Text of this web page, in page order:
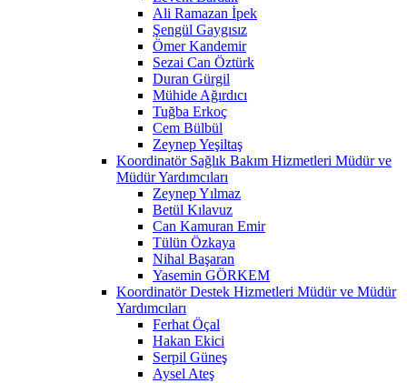
Ali Ramazan İpek
Şengül Gaygısız
Ömer Kandemir
Sezai Can Öztürk
Duran Gürgil
Mühide Ağırdıcı
Tuğba Erkoç
Cem Bülbül
Zeynep Yeşiltaş
Koordinatör Sağlık Bakım Hizmetleri Müdür ve
Müdür Yardımcıları
Zeynep Yılmaz
Betül Kılavuz
Can Kamuran Emir
Tülün Özkaya
Nihal Başaran
Yasemin GÖRKEM
Koordinatör Destek Hizmetleri Müdür ve Müdür
Yardımcıları
Ferhat Öçal
Hakan Ekici
Serpil Güneş
Aysel Ateş